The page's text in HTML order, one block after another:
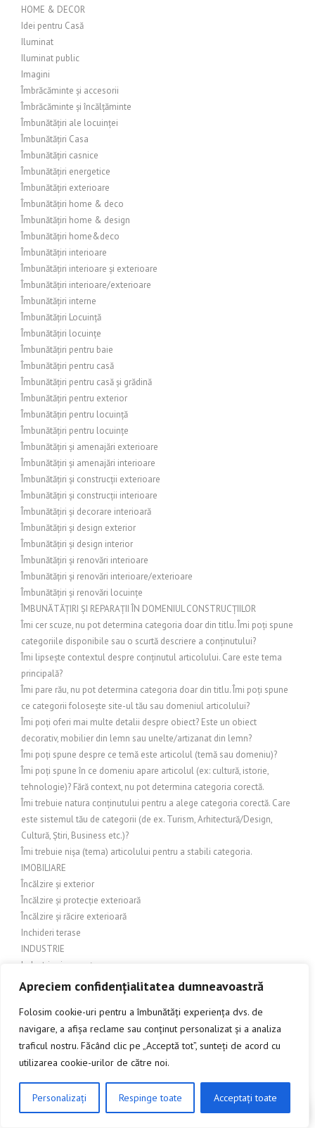
Apreciem confidențialitatea dumneavoastră
Folosim cookie-uri pentru a îmbunătăți experiența dvs. de
navigare, a afișa reclame sau conținut personalizat și a analiza
traficul nostru. Făcând clic pe „Acceptă tot”, sunteți de acord cu
utilizarea cookie-urilor de către noi.
Personalizați Respinge toate Acceptați toate
HOME & DECOR
Idei pentru Casă
Iluminat
Iluminat public
Imagini
Îmbrăcăminte și accesorii
Îmbrăcăminte și încălțăminte
Îmbunătățiri ale locuinței
Îmbunătățiri Casa
Îmbunătățiri casnice
Îmbunătățiri energetice
Îmbunătățiri exterioare
Îmbunătățiri home & deco
Îmbunătățiri home & design
Îmbunătățiri home&deco
Îmbunătățiri interioare
Îmbunătățiri interioare și exterioare
Îmbunătățiri interioare/exterioare
Îmbunătățiri interne
Îmbunătățiri Locuință
Îmbunătățiri locuințe
Îmbunătățiri pentru baie
Îmbunătățiri pentru casă
Îmbunătățiri pentru casă și grădină
Îmbunătățiri pentru exterior
Îmbunătățiri pentru locuință
Îmbunătățiri pentru locuințe
Îmbunătățiri și amenajări exterioare
Îmbunătățiri și amenajări interioare
Îmbunătățiri și construcții exterioare
Îmbunătățiri și construcții interioare
Îmbunătățiri și decorare interioară
Îmbunătățiri și design exterior
Îmbunătățiri și design interior
Îmbunătățiri și renovări interioare
Îmbunătățiri și renovări interioare/exterioare
Îmbunătățiri și renovări locuințe
ÎMBUNĂTĂȚIRI ȘI REPARAȚII ÎN DOMENIUL CONSTRUCȚIILOR
Îmi cer scuze, nu pot determina categoria doar din titlu. Îmi poți spune
categoriile disponibile sau o scurtă descriere a conținutului?
Îmi lipsește contextul despre conținutul articolului. Care este tema
principală?
Îmi pare rău, nu pot determina categoria doar din titlu. Îmi poți spune
ce categorii folosește site-ul tău sau domeniul articolului?
Îmi poți oferi mai multe detalii despre obiect? Este un obiect
decorativ, mobilier din lemn sau unelte/artizanat din lemn?
Îmi poți spune despre ce temă este articolul (temă sau domeniu)?
Îmi poți spune în ce domeniu apare articolul (ex: cultură, istorie,
tehnologie)? Fără context, nu pot determina categoria corectă.
Îmi trebuie natura conținutului pentru a alege categoria corectă. Care
este sistemul tău de categorii (de ex. Turism, Arhitectură/Design,
Cultură, Știri, Business etc.)?
Îmi trebuie nișa (tema) articolului pentru a stabili categoria.
IMOBILIARE
Încălzire și exterior
Încălzire și protecție exterioară
Încălzire și răcire exterioară
Inchideri terase
INDUSTRIE
Industrie și comerț
Industrie și Manufactură
Industrie și servicii
Industrie textilă
INGINERIE
Îngrijire balcon
Îngrijire grădină
Îngrijire grădină și amenajări exterioare
CLICK AICI PENTRU A DISCUTA